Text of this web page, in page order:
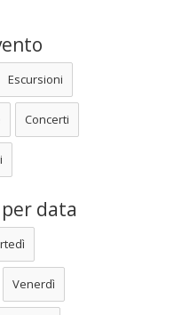
Escursioni
Concerti
data
Venerdì